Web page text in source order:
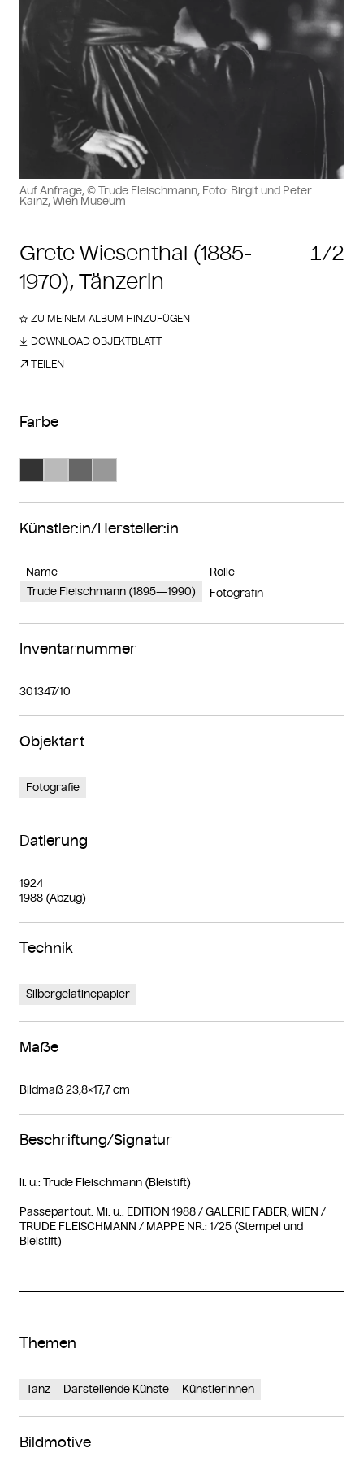
Grete Wiesenthal (1885-
1970), Tänzerin
1/2
Auf Anfrage, © Trude Fleischmann, Foto: Birgit und Peter
Kainz, Wien Museum
ZU MEINEM ALBUM HINZUFÜGEN
DOWNLOAD OBJEKTBLATT
TEILEN
Farbe
Künstler:in/Hersteller:in
Name
Rolle
Trude Fleischmann (1895—1990)
Fotografin
Inventarnummer
301347/10
Objektart
Fotografie
Datierung
1924
1988 (Abzug)
Technik
Silbergelatinepapier
Maße
Bildmaß 23,8×17,7 cm
Beschriftung/Signatur
li. u.: Trude Fleischmann (Bleistift)
Passepartout: Mi. u.: EDITION 1988 / GALERIE FABER, WIEN /
TRUDE FLEISCHMANN / MAPPE NR.: 1/25 (Stempel und
Bleistift)
Themen
Tanz Darstellende Künste Künstlerinnen
Bildmotive